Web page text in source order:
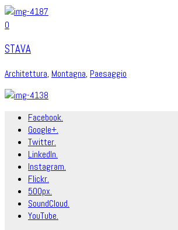
0
STAVA
Architettura, Montagna, Paesaggio
Facebook.
Google+.
Twitter.
LinkedIn.
Instagram.
Flickr.
500px.
SoundCloud.
YouTube.